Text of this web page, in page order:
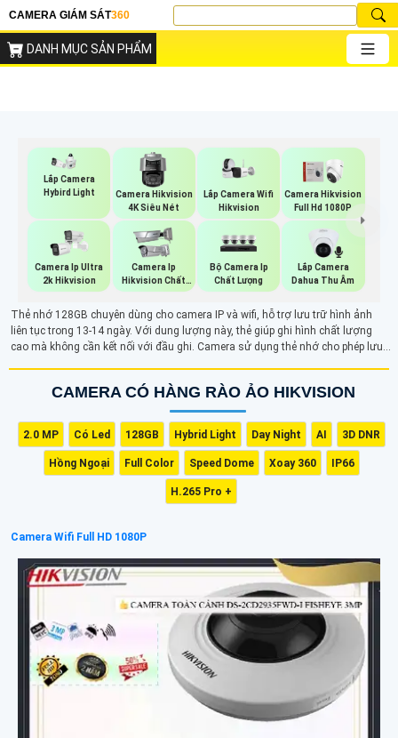
CAMERA GIÁM SÁT360
DANH MỤC SẢN PHẨM
Lắp Camera
Hybird Light
Camera Hikvision
4K Siêu Nét
Lắp Camera Wifi
Hikvision
Camera Hikvision
Full Hd 1080P
Camera Ip Ultra
2k Hikvision
Camera Ip
Hikvision Chất
Lượng
Bộ Camera Ip
Chất Lượng
Lắp Camera
Dahua Thu Âm
Thẻ nhớ 128GB chuyên dùng cho camera IP và wifi, hỗ trợ lưu trữ hình ảnh
liên tục trong 13-14 ngày. Với dung lượng này, thẻ giúp ghi hình chất lượng
cao mà không cần kết nối với đầu ghi. Camera sử dụng thẻ nhớ cho phép lưu
yêu cầu giám sát liên tục.
CAMERA CÓ HÀNG RÀO ẢO HIKVISION
2.0 MP Có Led 128GB Hybrid Light Day Night AI 3D DNR
Hồng Ngoại Full Color Speed Dome Xoay 360 IP66
H.265 Pro +
Camera Wifi Full HD 1080P